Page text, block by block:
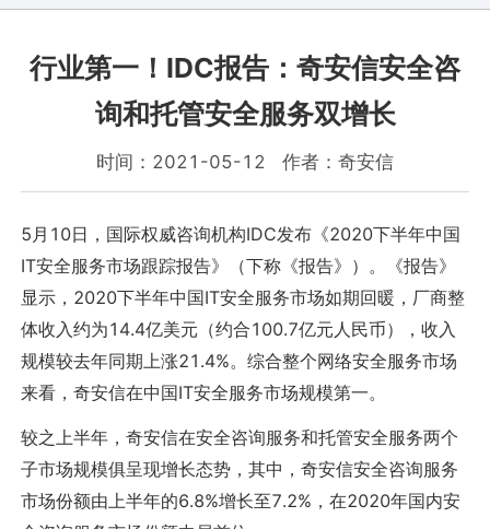
行业第一！IDC报告：奇安信安全咨
询和托管安全服务双增长
时间：2021-05-12 作者：奇安信
5月10日，国际权威咨询机构IDC发布《2020下半年中国
IT安全服务市场跟踪报告》（下称《报告》）。《报告》
显示，2020下半年中国IT安全服务市场如期回暖，厂商整
体收入约为14.4亿美元（约合100.7亿元人民币），收入
规模较去年同期上涨21.4%。综合整个网络安全服务市场
来看，奇安信在中国IT安全服务市场规模第一。
较之上半年，奇安信在安全咨询服务和托管安全服务两个
子市场规模俱呈现增长态势，其中，奇安信安全咨询服务
市场份额由上半年的6.8%增长至7.2%，在2020年国内安